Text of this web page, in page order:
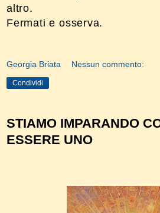
altro.
Fermati e osserva.
Georgia Briata Nessun commento:
Condividi
STIAMO IMPARANDO
ESSERE UNO